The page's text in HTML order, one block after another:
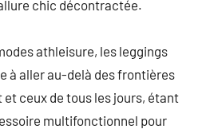
chic décontractée.
athleisure, les leggings
à aller au-delà des frontières
ceux de tous les jours, étant
multifonctionnel pour